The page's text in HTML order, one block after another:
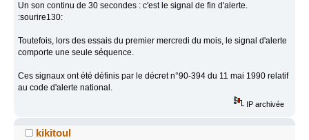
Un son continu de 30 secondes : c'est le signal de fin d'alerte.
:sourire130:
Toutefois, lors des essais du premier mercredi du mois, le signal d'alerte
comporte une seule séquence.
Ces signaux ont été définis par le décret n°90-394 du 11 mai 1990 relatif
au code d'alerte national.
IP archivée
kikitoul